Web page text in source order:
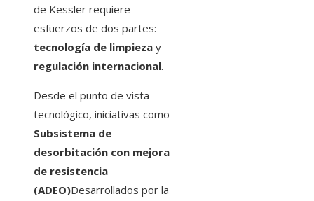
de Kessler requiere
esfuerzos de dos partes:
tecnología de limpieza y
regulación internacional.
Desde el punto de vista
tecnológico, iniciativas como
Subsistema de
desorbitación con mejora
de resistencia
(ADEO)Desarrollados por la